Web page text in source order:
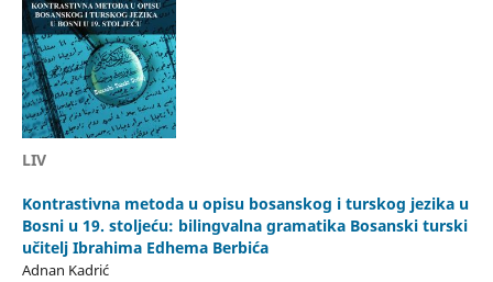
LIV
Kontrastivna metoda u opisu bosanskog i turskog jezika u
Bosni u 19. stoljeću: bilingvalna gramatika Bosanski turski
učitelj Ibrahima Edhema Berbića
Adnan Kadrić